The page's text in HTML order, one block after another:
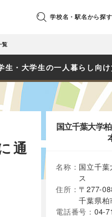
学校名・駅名から探す
覧
・大学生の一人暮らし向
通
国立千葉大学
名称： 国立千
ス
住所： 〒277-
千葉県柏
電話番号： 04-